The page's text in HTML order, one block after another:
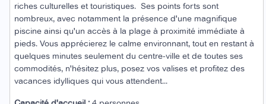
riches culturelles et touristiques. Ses points forts sont
nombreux, avec notamment la présence d'une magnifique
piscine ainsi qu'un accès à la plage à proximité immédiate à
pieds. Vous apprécierez le calme environnant, tout en restant à
quelques minutes seulement du centre-ville et de toutes ses
commodités, n'hésitez plus, posez vos valises et profitez des
vacances idylliques qui vous attendent...